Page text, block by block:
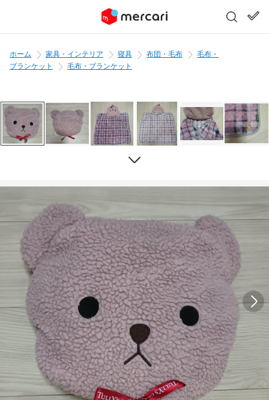
ホーム 家具・インテリア 寝具 布団・毛布
毛布・
ブランケット
毛布・ブランケット